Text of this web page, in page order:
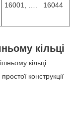
16001, …. 16044
кільці
кільці
конструкції